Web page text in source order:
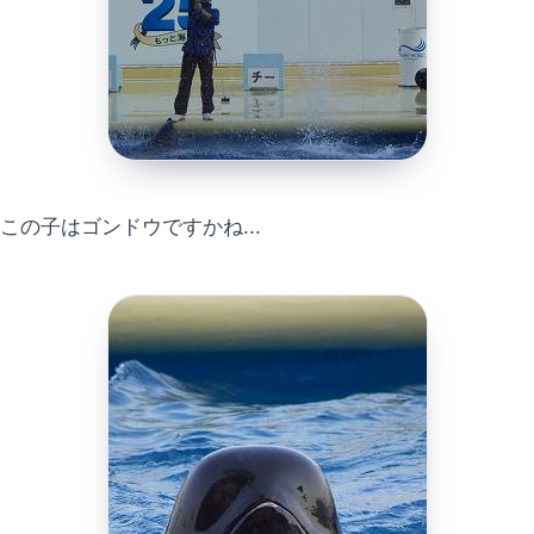
この子はゴンドウですかね...